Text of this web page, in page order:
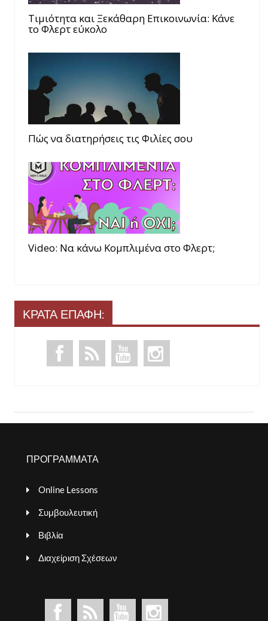
Τιμιότητα και Ξεκάθαρη Επικοινωνία: Κάνε
το Φλερτ εύκολο
Πώς να διατηρήσεις τις Φιλίες σου
Video: Να κάνω Κομπλιμένα στο Φλερτ;
ΚΡΑΤΑ ΕΠΑΦΗ:
ΠΡΟΓΡΑΜΜΑΤΑ
Online Lessons
Συμβουλευτική
Βιβλία
Διαχείριση Σχέσεων